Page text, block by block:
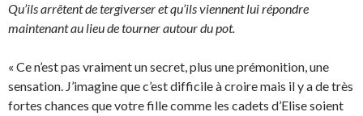
Qu’ils arrêtent de tergiverser et qu’ils viennent lui répondre
maintenant au lieu de tourner autour du pot.
« Ce n’est pas vraiment un secret, plus une prémonition, une
sensation. J’imagine que c’est difficile à croire mais il y a de très
fortes chances que votre fille comme les cadets d’Elise soient